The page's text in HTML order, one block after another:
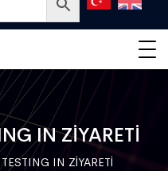
IN ZİYARETİ
IN ZİYARETİ